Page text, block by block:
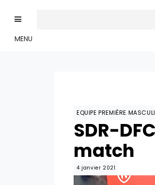
MENU
EQUIPE PREMIÈRE
SDR-
match
4 janvier 2021